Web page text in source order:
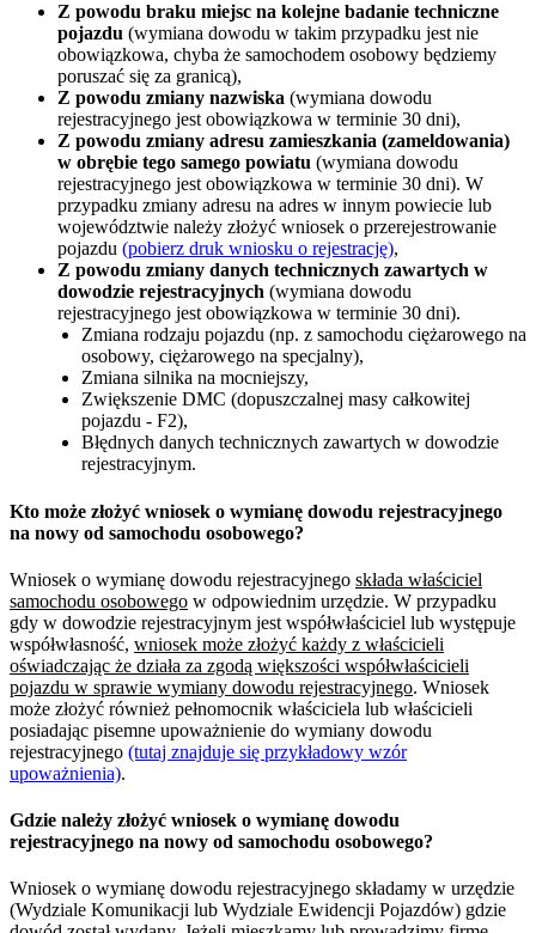
Z powodu braku miejsc na kolejne badanie techniczne
pojazdu (wymiana dowodu w takim przypadku jest nie
obowiązkowa, chyba że samochodem osobowy będziemy
poruszać się za granicą),
Z powodu zmiany nazwiska (wymiana dowodu
rejestracyjnego jest obowiązkowa w terminie 30 dni),
Z powodu zmiany adresu zamieszkania (zameldowania)
w obrębie tego samego powiatu (wymiana dowodu
rejestracyjnego jest obowiązkowa w terminie 30 dni). W
przypadku zmiany adresu na adres w innym powiecie lub
województwie należy złożyć wniosek o przerejestrowanie
pojazdu (pobierz druk wniosku o rejestrację),
Z powodu zmiany danych technicznych zawartych w
dowodzie rejestracyjnych (wymiana dowodu
rejestracyjnego jest obowiązkowa w terminie 30 dni).
Zmiana rodzaju pojazdu (np. z samochodu ciężarowego na
osobowy, ciężarowego na specjalny),
Zmiana silnika na mocniejszy,
Zwiększenie DMC (dopuszczalnej masy całkowitej
pojazdu - F2),
Błędnych danych technicznych zawartych w dowodzie
rejestracyjnym.
Kto może złożyć wniosek o wymianę dowodu rejestracyjnego
na nowy od samochodu osobowego?
Wniosek o wymianę dowodu rejestracyjnego składa właściciel
samochodu osobowego w odpowiednim urzędzie. W przypadku
gdy w dowodzie rejestracyjnym jest współwłaściciel lub występuje
współwłasność, wniosek może złożyć każdy z właścicieli
oświadczając że działa za zgodą większości współwłaścicieli
pojazdu w sprawie wymiany dowodu rejestracyjnego. Wniosek
może złożyć również pełnomocnik właściciela lub właścicieli
posiadając pisemne upoważnienie do wymiany dowodu
rejestracyjnego (tutaj znajduje się przykładowy wzór
upoważnienia).
Gdzie należy złożyć wniosek o wymianę dowodu
rejestracyjnego na nowy od samochodu osobowego?
Wniosek o wymianę dowodu rejestracyjnego składamy w urzędzie
(Wydziale Komunikacji lub Wydziale Ewidencji Pojazdów) gdzie